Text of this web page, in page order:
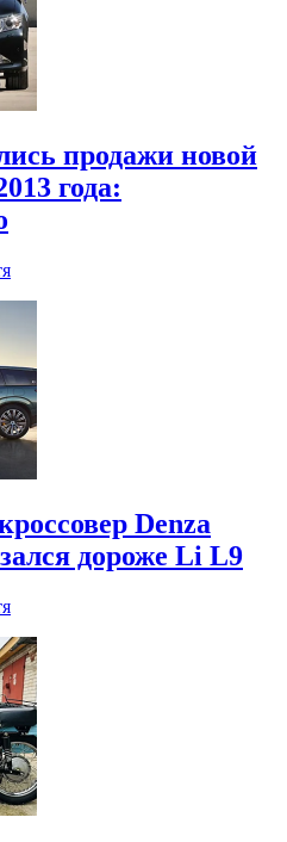
продажи новой
года:
Denza
дороже Li L9